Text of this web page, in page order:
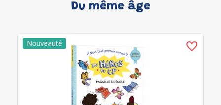
Du même âge